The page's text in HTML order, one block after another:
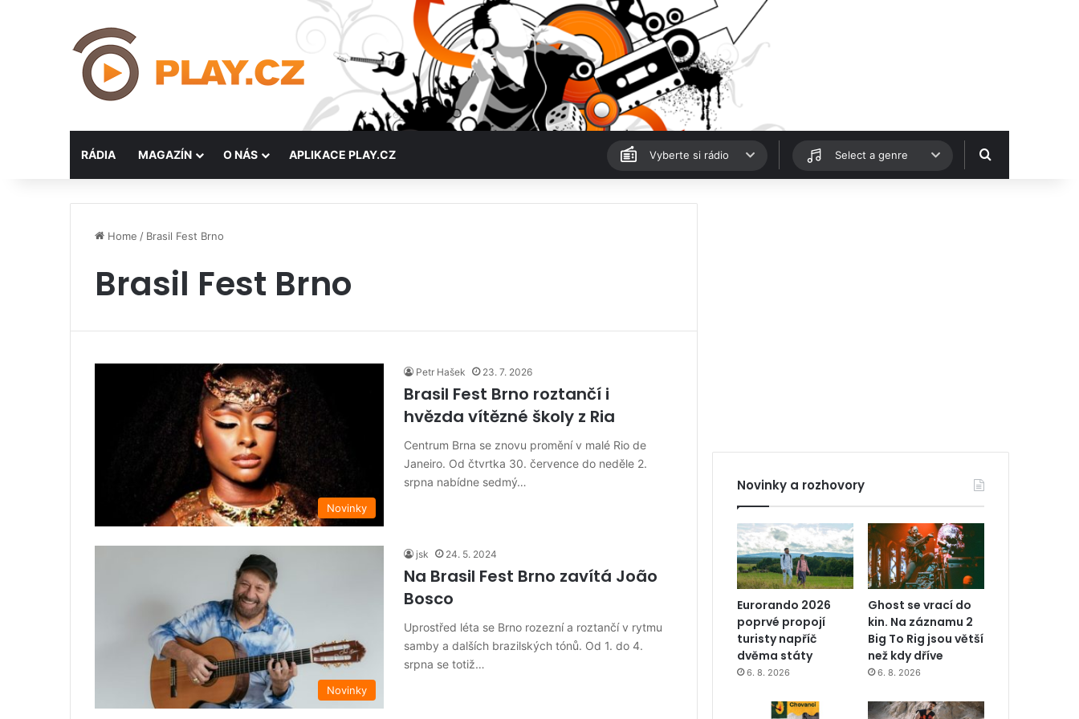
RÁDIA MAGAZÍN O NÁS APLIKACE PLAY.CZ Vyberte si rádio Select a genre Hledat
Home / Brasil Fest Brno
Brasil Fest Brno
Novinky
Petr Hašek 23. 7. 2026
Brasil Fest Brno roztančí i
hvězda vítězné školy z Ria
Centrum Brna se znovu promění v malé Rio de
Janeiro. Od čtvrtka 30. července do neděle 2.
srpna nabídne sedmý…
Novinky
jsk 24. 5. 2024
Na Brasil Fest Brno zavítá João
Bosco
Uprostřed léta se Brno rozezní a roztančí v rytmu
samby a dalších brazilských tónů. Od 1. do 4.
srpna se totiž…
Novinky a rozhovory
Eurorando 2026
poprvé propojí
turisty napříč
dvěma státy
6. 8. 2026
Ghost se vrací do
kin. Na záznamu 2
Big To Rig jsou větší
než kdy dříve
6. 8. 2026